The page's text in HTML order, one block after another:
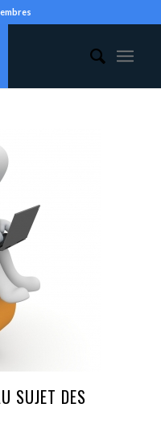
SUJET DES